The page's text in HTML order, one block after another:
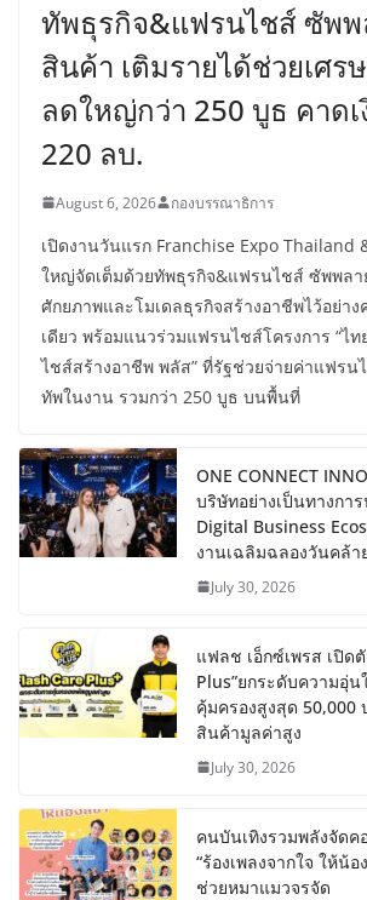
ทัพธุรกิจ&แฟรนไชส์ ซัพพ
สินค้า เติมรายได้ช่วยเศร
ลดใหญ่กว่า 250 บูธ คาด
220 ลบ.
August 6, 2026 กองบรรณาธิการ
เปิดงานวันแรก Franchise Expo Thailand
ใหญ่จัดเต็มด้วยทัพธุรกิจ&แฟรนไชส์ ซัพพลา
ศักยภาพและโมเดลธุรกิจสร้างอาชีพไว้อย่าง
เดียว พร้อมแนวร่วมแฟรนไชส์โครงการ “ไ
ไชส์สร้างอาชีพ พลัส” ที่รัฐช่วยจ่ายค่าแฟรน
ทัพในงาน รวมกว่า 250 บูธ บนพื้นที่
ONE CONNECT
บริษัทอย่างเป็นทางกา
Digital Business
งานเฉลิมฉลองวันคล้า
July 30, 2026
แฟลช เอ็กซ์เพรส เปิด
Plus”ยกระดับความอุ่น
คุ้มครองสูงสุด 50,000
สินค้ามูลค่าสูง
July 30, 2026
คนบันเทิงรวมพลังจัดค
“ร้องเพลงจากใจ ให้น้
ช่วยหมาแมวจรจัด